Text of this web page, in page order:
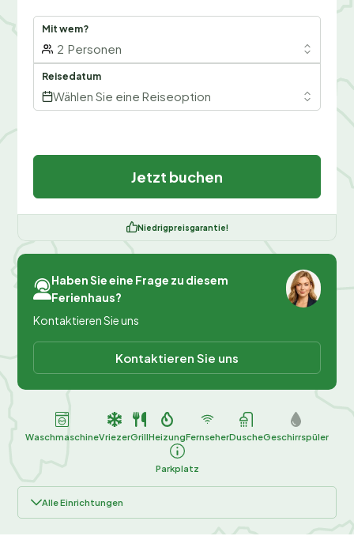
Mit wem?
2 Personen
Reisedatum
Wählen Sie eine Reiseoption
Jetzt buchen
Niedrigpreisgarantie!
Haben Sie eine Frage zu diesem
Ferienhaus?
Kontaktieren Sie uns
Kontaktieren Sie uns
WaschmaschineVriezerGrillHeizungFernseherDuscheGeschirrspüler
Parkplatz
Alle Einrichtungen